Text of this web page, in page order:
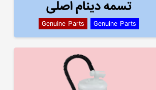
تسمه دینام اصلی
Genuine Parts Genuine Parts